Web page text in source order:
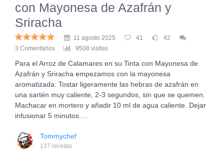
con Mayonesa de Azafrán y
Sriracha
11 agosto 2025 41
42
3 Comentarios
9508 visitas
Para el Arroz de Calamares en su Tinta con Mayonesa de
Azafrán y Sriracha empezamos con la mayonesa
aromatizada: Tostar ligeramente las hebras de azafrán en
una sartén muy caliente, 2-3 segundos, sin que se quemen.
Machacar en mortero y añadir 10 ml de agua caliente. Dejar
infusionar 5 minutos.…
Tommychef
137 recetas